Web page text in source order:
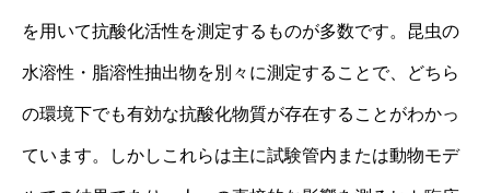
を用いて抗酸化活性を測定するものが多数です。昆虫の
水溶性・脂溶性抽出物を別々に測定することで、どちら
の環境下でも有効な抗酸化物質が存在することがわかっ
ています。しかしこれらは主に試験管内または動物モデ